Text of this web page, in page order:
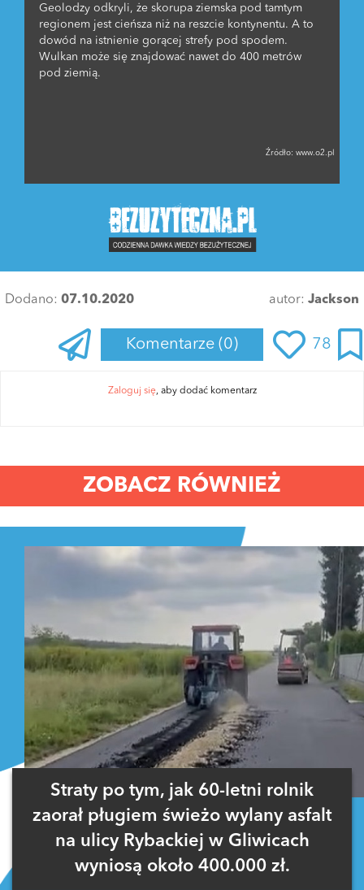
Geolodzy odkryli, że skorupa ziemska pod tamtym
regionem jest cieńsza niż na reszcie kontynentu. A to
dowód na istnienie gorącej strefy pod spodem.
Wulkan może się znajdować nawet do 400 metrów
pod ziemią.
Źródło: www.o2.pl
Dodano: 07.10.2020 autor: Jackson
Komentarze (0) 78
Zaloguj się, aby dodać komentarz
ZOBACZ RÓWNIEŻ
Straty po tym, jak 60-letni rolnik
zaorał pługiem świeżo wylany asfalt
na ulicy Rybackiej w Gliwicach
wyniosą około 400.000 zł.